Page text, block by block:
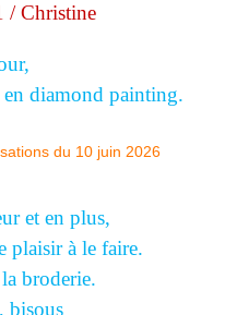
/ Christine
diamond painting.
et en plus,
plaisir à le faire.
broderie.
bisous